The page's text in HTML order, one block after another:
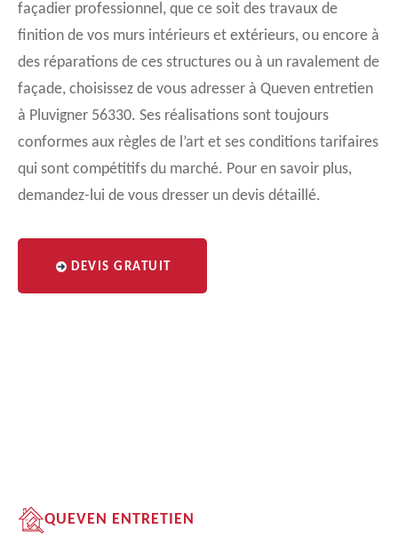
façadier professionnel, que ce soit des travaux de
finition de vos murs intérieurs et extérieurs, ou encore à
des réparations de ces structures ou à un ravalement de
façade, choisissez de vous adresser à Queven entretien
à Pluvigner 56330. Ses réalisations sont toujours
conformes aux règles de l’art et ses conditions tarifaires
qui sont compétitifs du marché. Pour en savoir plus,
demandez-lui de vous dresser un devis détaillé.
DEVIS GRATUIT
QUEVEN ENTRETIEN